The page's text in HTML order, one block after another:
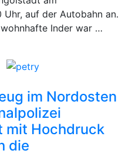
Uhr, auf der Autobahn an.
Inder war …
im Nordosten
mit Hochdruck
die